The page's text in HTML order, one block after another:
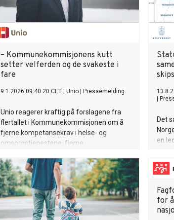
– Kommunekommisjonens kutt
setter velferden og de svakeste i
fare
9.1.2026 09:40:20 CET Unio Pressemelding
Unio reagerer kraftig på forslagene fra
flertallet i Kommunekommisjonen om å
fjerne kompetansekrav i helse- og
omsorgstjenestene, fjerne
øremerkede tilskudd i rammetilskuddet.
Dersom disse anbefalingene
gjennomføres, vil det føre til økte
forskjeller, dårligere tjenester, økt
privatisering med et todelt helsevesen og
svekket trygghet for innbyggerne.
Det
en
for